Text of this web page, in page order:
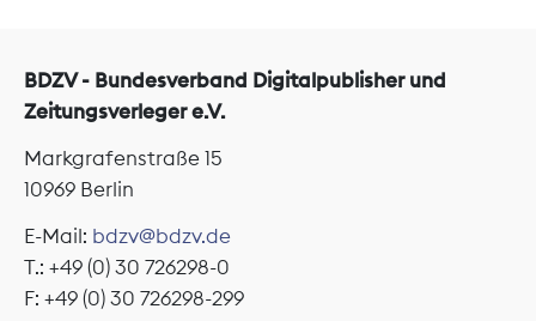
BDZV - Bundesverband Digitalpublisher und
Zeitungsverleger e.V.
Markgrafenstraße 15
10969 Berlin
E-Mail: bdzv@bdzv.de
T.: +49 (0) 30 726298-0
F: +49 (0) 30 726298-299